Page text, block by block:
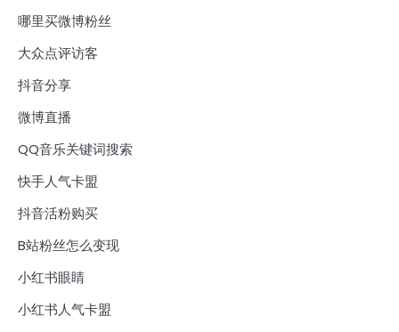
哪里买微博粉丝
大众点评访客
抖音分享
微博直播
QQ音乐关键词搜索
快手人气卡盟
抖音活粉购买
B站粉丝怎么变现
小红书眼睛
小红书人气卡盟